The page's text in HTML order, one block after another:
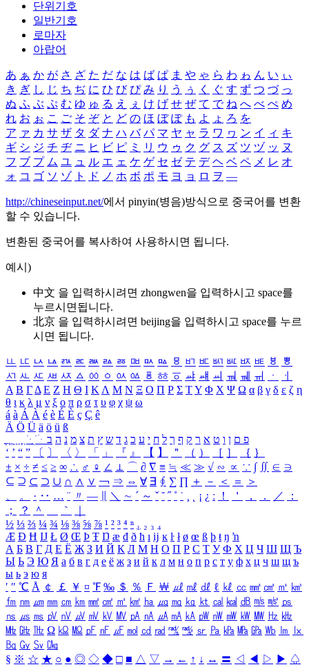
단위기호
일반기호
로마자
아랍어
あ ぁ か が さ ざ た だ な は ば ぱ ま や ゃ ら わ ゎ ん い ぃ
き ぎ し じ ち ぢ に ひ び ぴ み り う ぅ く ぐ す ず つ づ っ
ぬ ふ ぶ ぷ む ゆ ゅ る え ぇ け げ せ ぜ て で ね へ べ ぺ め
れ お ぉ こ ご そ ぞ と ど の ほ ぼ ぽ も よ ょ ろ を
ア ァ カ サ ザ タ ダ ナ ハ バ パ マ ヤ ャ ラ ワ ヮ ン イ ィ キ
ギ シ ジ チ ヂ ニ ヒ ビ ピ ミ リ ウ ゥ ク グ ス ズ ツ ヅ ッ ヌ
フ ブ プ ム ユ ュ ル エ ェ ケ ゲ セ ゼ テ デ ヘ ベ ペ メ レ オ
ォ コ ゴ ソ ゾ ト ド ノ ホ ボ ポ モ ヨ ョ ロ ヲ ―
http://chineseinput.net/에서 pinyin(병음)방식으로 중국어를 변환
할 수 있습니다.
변환된 중국어를 복사하여 사용하시면 됩니다.
예시)
中文 을 입력하시려면 zhongwen을 입력하시고 space를
누르시면됩니다.
北京 을 입력하시려면 beijing을 입력하시고 space를 누르
시면 됩니다.
ㅥ ㅦ ㅧ ㅨ ㅩ ㅪ ㅫ ㅬ ㅭ ㅮ ㅯ ㅰ ㅱ ㅲ ㅳ ㅴ ㅵ ㅶ ㅷ ㅸ
ㅹ
ㅺ ㅻ ㅼ ㅽ ㅾ ㅿ ㆀ ㆁ ㆂ ㆃ ㆄ ㆅ ㆆ ㆇ ㆈ ㆉ ㆊ ㆋ ㆌ ㆍ
ㆎ
Α Β ΓΔ Ε Ζ Η Θ Ι ΚΛ Μ Ν Ξ Ο Π Ρ Σ ΤΥ Φ Χ Ψ Ω α β γ δ ε ζ η
θ ι κ λ μ ν ξ ο π ρ σ τ υ φ χ ψ ω
á à Á À é è É È ç Ç ê
Ä Ö Ü ä ö ü ß
ִֶֹ ֻּ ׁׂ פ ם ן ו ט א ר ק ף ך ל ח י ע כ ג ד ש ץ ת צ מ נ ה ב
‘ ’ “ ” 〔 〕 〈 〉 「 」 『 』 【 】 ＂ （ ） ［ ］ ｛ ｝
± × ÷ ≠ ≤ ≥ ∞ ∴ ♂ ♀ ∠ ⊥ ⌒ ∂ ∇ ≡ ≒ ≪ ≫ √ ∽ ∝ ∵ ∫ ∬ ∈ ∋
⊆ ⊇ ⊂ ⊃ ∪ ∩ ∧ ∨ ￢ ⇒ ⇔ ∀ ∃ ∮ ∑ ∏ ＋ － ＜ ＝
＞
、
。 · ‥ … ¨ 〃 ― ＼ ∼ ´ ～ ˇ ˘ ˝ ˚ ˙ ¸ ¡ ¿ ː ！ ＇ ， ． ／
：
；
？ ＾ ｀
½ ⅓ ⅔ ¼ ¾ ⅛ ⅜ ⅝ ⅞ ¹ ² ³ ⁴ ⁿ ₁ ₂ ₃ ₄
Æ Ð Ħ Ĳ Ł Ø Œ Þ Ŧ Ŋ æ đ ð ħ ı ĳ ĸ ŀ ł ø œ ß þ ŧ ŋ ŉ
А Б В Г Д Е Ё Ж З И Й К Л М Н О П Р С Т У Ф Х Ц Ч Ш Щ Ъ
Ы Ь Э Ю Я а б в г д е ё ж з и й к л м н о п р с т у ф х ц ч ш щ ъ
ы ь э ю я
′ ″ ℃ Å ￠ ￡ ￥ ¤ ℉ ‰ ＄ ％ Ｆ ￦ ㎕ ㎖ ㎗ ℓ ㎘ ㏄ ㎣ ㎤ ㎥ ㎦
㎙ ㎚ ㎛ ㎜ ㎝ ㎞ ㎟ ㎠ ㎡ ㎢ ㏊ ㎍ ㎎ ㎏ ㏏ ㎈ ㎉ ㏈ ㎧ ㎨ ㎰
㎱ ㎲ ㎳ ㎴ ㎵ ㎶ ㎷ ㎸ ㎹ ㎀ ㎁ ㎂ ㎃ ㎄ ㎺ ㎻ ㎽ ㎾ ㎿ ㎐ ㎑
㎒ ㎓ ㎔ Ω ㏀ ㏁ ㎊ ㎋ ㎌ ㏖ ㏅ ㎭ ㎮ ㎯ ㏛ ㎩ ㎪ ㎫ ㎬ ㏝ ㏐
㏓
㏃ ㏉ ㏜ ㏆
§ ※ ☆ ★ ○ ● ◎ ◇ ◆ □ ■ △ ▽ → ← ↑ ↓ ↔ 〓 ◁ ◀ ▷ ▶ ♤